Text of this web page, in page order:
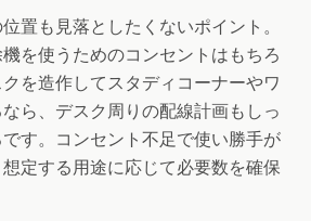
置も見落としたくないポイント。
を使うためのコンセントはもちろ
を造作してスタディコーナーやワ
ら、デスク周りの配線計画もしっ
す。コンセント不足で使い勝手が
定する用途に応じて必要数を確保